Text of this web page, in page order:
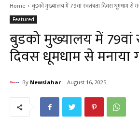
Home बुडको मुख्यालय में 79वां स्वतंत्रता दिवस धूमधाम से
Featured
बुडको मुख्यालय में 79वां
दिवस धूमधाम से मनाया
By Newslahar August 16, 2025